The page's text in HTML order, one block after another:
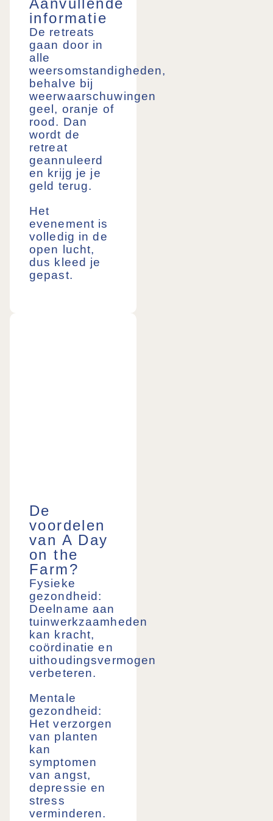
Aanvullende
informatie
De retreats
gaan door in
alle
weersomstandigheden,
behalve bij
weerwaarschuwingen
geel, oranje of
rood. Dan
wordt de
retreat
geannuleerd
en krijg je je
geld terug.
Het
evenement is
volledig in de
open lucht,
dus kleed je
gepast.
De
voordelen
van A Day
on the
Farm?
Fysieke
gezondheid:
Deelname aan
tuinwerkzaamheden
kan kracht,
coördinatie en
uithoudingsvermogen
verbeteren.
Mentale
gezondheid:
Het verzorgen
van planten
kan
symptomen
van angst,
depressie en
stress
verminderen.